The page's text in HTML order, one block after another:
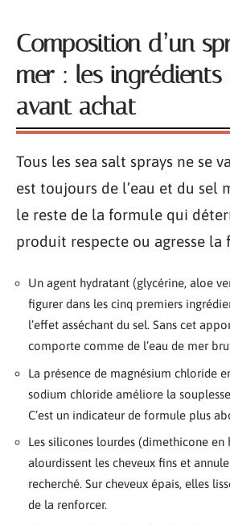
Composition d’un
mer : les ingrédients
avant achat
Tous les sea salt sprays ne se
est toujours de l’eau et du sel
le reste de la formule qui
produit respecte ou agresse la
Un agent hydratant (glycérine, aloe
figurer dans les cinq premiers
l’effet asséchant du sel. Sans cet
comporte comme de l’eau de mer
La présence de magnésium chloride
sodium chloride améliore la
C’est un indicateur de formule plus
Les silicones lourdes (dimethicone
alourdissent les cheveux fins et
recherché. Sur cheveux épais, elles
de la renforcer.